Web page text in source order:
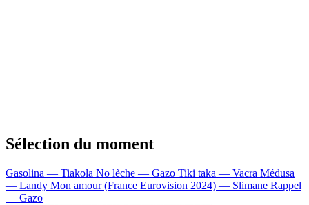
Sélection du moment
Gasolina — Tiakola No lèche — Gazo Tiki taka — Vacra Médusa
— Landy Mon amour (France Eurovision 2024) — Slimane Rappel
— Gazo